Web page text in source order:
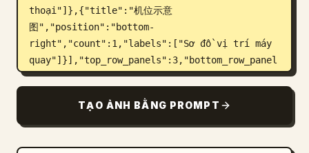
thoại"]},{"title":"机位示意
图","position":"bottom-
right","count":1,"labels":["Sơ đồ vị trí máy
quay"]}],"top_row_panels":3,"bottom_row_panel
s":3},"shots":[{"title":"镜头 1","scene":"văn
trần và đường chân trời thành phố mờ ảo, bàn
làm việc đầy tài liệu, máy tính xách tay, cốc
TẠO ẢNH BẰNG PROMPT